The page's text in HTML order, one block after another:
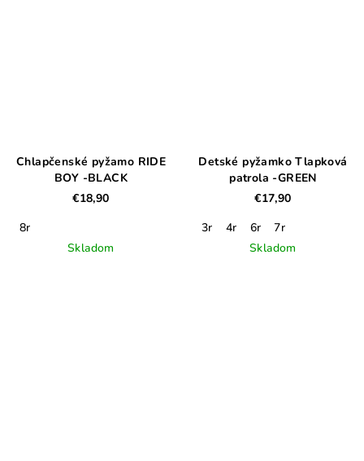
Chlapčenské pyžamo RIDE
BOY -BLACK
€18,90
8r
Skladom
Detské pyžamko Tlapková
patrola -GREEN
€17,90
3r
4r 6r
7r
Skladom